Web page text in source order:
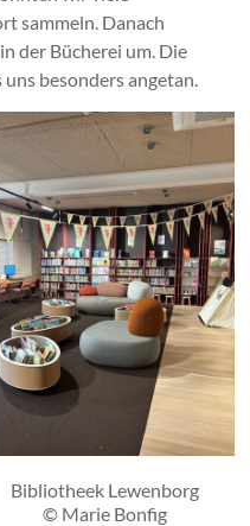
sammeln. Danach
der Bücherei um. Die
besonders angetan.
Bibliotheek Lewenborg
© Marie Bonfig